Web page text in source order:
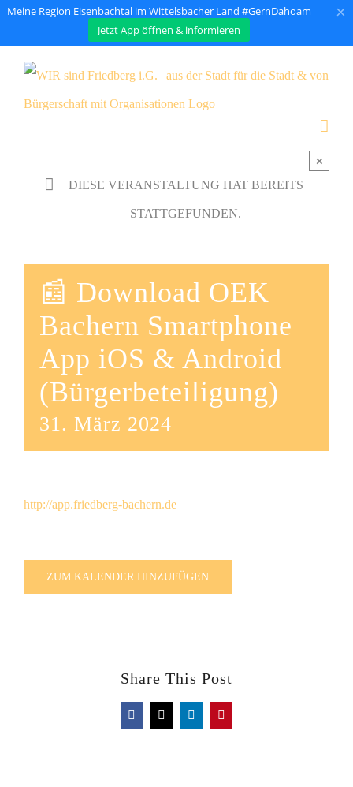
Meine Region Eisenbachtal im Wittelsbacher Land #GernDahoam
Jetzt App öffnen & informieren
×
DIESE VERANSTALTUNG HAT BEREITS
STATTGEFUNDEN.
×
📰 Download OEK
Bachern Smartphone
App iOS & Android
(Bürgerbeteiligung)
31. März 2024
http://app.friedberg-bachern.de
ZUM KALENDER HINZUFÜGEN
Share This Post
Facebook
X LinkedInPinterest